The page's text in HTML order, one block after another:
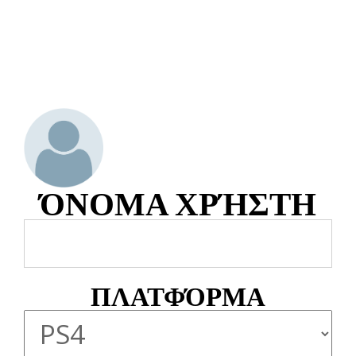
ΌΝΟΜΑ ΧΡΉΣΤΗ
ΠΛΑΤΦΌΡΜΑ